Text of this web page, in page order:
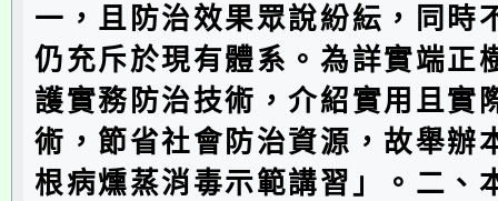
一，且防治效果眾說紛紜，同時
仍充斥於現有體系。為詳實端正
護實務防治技術，介紹實用且實
術，節省社會防治資源，故舉辦
根病燻蒸消毒示範講習」。二、